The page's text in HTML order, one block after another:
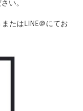
い。
またはLINE＠にてお